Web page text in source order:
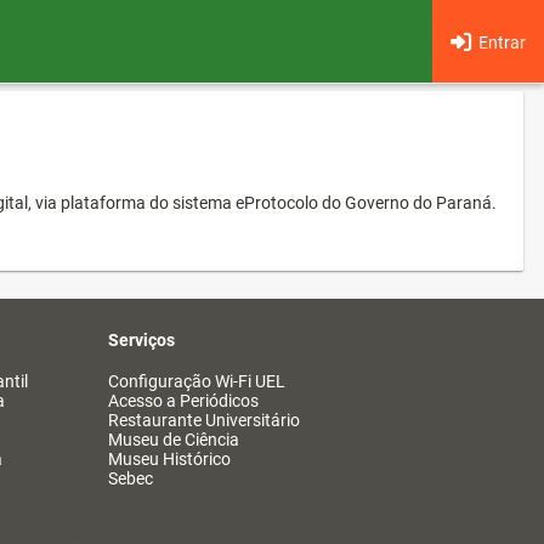
Entrar
via plataforma do sistema eProtocolo do Governo do Paraná.
Serviços
Configuração Wi-Fi UEL
Acesso a Periódicos
Restaurante Universitário
Museu de Ciência
Museu Histórico
Sebec